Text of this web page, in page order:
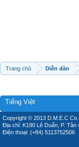
Trang chủ Diễn đàn
Tiếng Việt
Copyright © 2013 D.M.E.C
Địa chỉ: K190 Lê Duẩn, P. Tân
Điện thoại: (+84) 5113752506